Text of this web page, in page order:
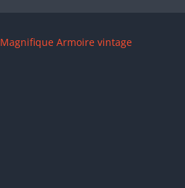
Magnifique Armoire vintage